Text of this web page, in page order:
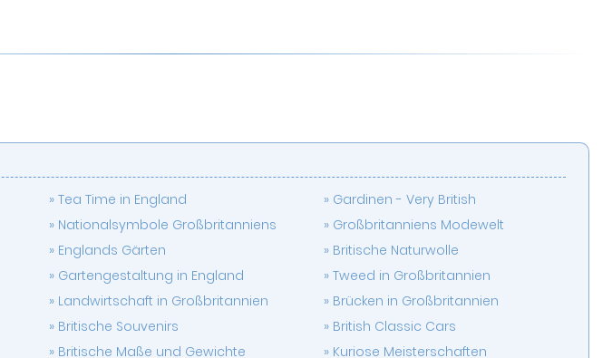
Tea Time in England
Nationalsymbole Großbritanniens
Englands Gärten
Gartengestaltung in England
Landwirtschaft in Großbritannien
Britische Souvenirs
Britische Maße und Gewichte
Gardinen - Very British
Großbritanniens Modewelt
Britische Naturwolle
Tweed in Großbritannien
Brücken in Großbritannien
British Classic Cars
Kuriose Meisterschaften